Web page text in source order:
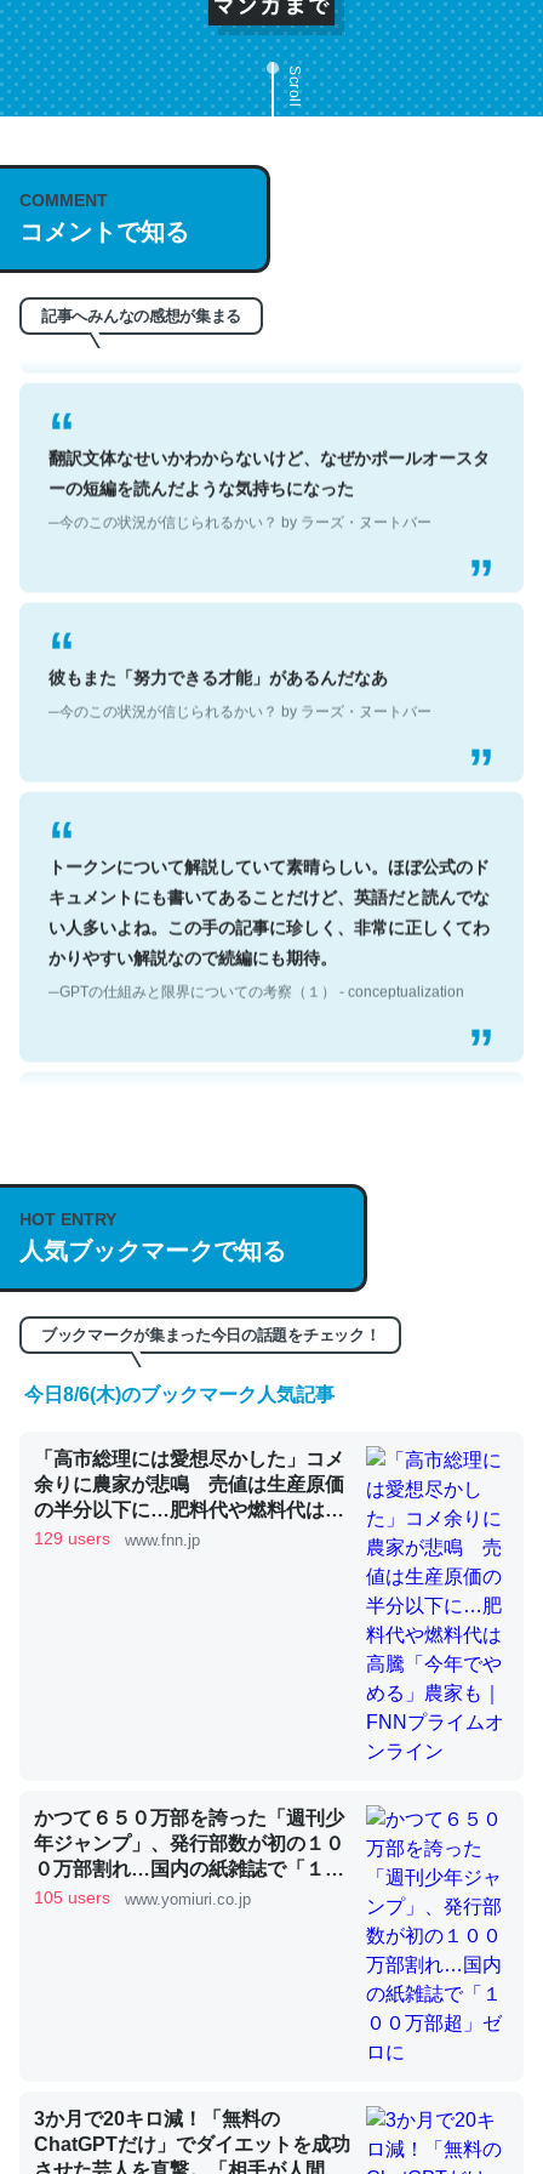
Scroll
COMMENT
コメントで知る
記事へみんなの感想が集まる
これは名文。彼はとてもクレバーなんだろうなと凄く思
う。英語少しでも読める人は原文もお勧め。自分はこの流
れ好き。Let’s Fucking Go. Then Covid hit. Shit.
翻訳文体なせいかわからないけど、なぜかポールオースタ
ーの短編を読んだような気持ちになった
彼もまた「努力できる才能」があるんだなあ
トークンについて解説していて素晴らしい。ほぼ公式のド
キュメントにも書いてあることだけど、英語だと読んでな
い人多いよね。この手の記事に珍しく、非常に正しくてわ
かりやすい解説なので続編にも期待。
https://isobe324649.hatenablog.com/entry/2023/03/27
/064121
─GPTの仕組みと限界についての考察（１） - conceptualization
くらい。小説でいう「ずっと前の伏線」は回収されないけ
ど、短期記憶というには多い分量。進化すればするほど分
かりやすく強くなりそう
─GPTの仕組みと限界についての考察（１） - conceptualization
昆虫ってカルシウム少ないのか。知らんかった。調べたら
コオロギのカルシウム分はエビの600分の1程度。
─ニュース :: 【研究発表】昆虫学の大問題＝「昆虫はなぜ海にいな
論文では「淡水はカルシウムも酸素も不足してて両方に不
利だから両方が拮抗してるのでは」とあって面白い。海に
いる鋏角類（カブトガニ・ウミグモ）はカルシウムを使わ
ずキチンを強化してる筈だが、酵素が違うのか？
─ニュース :: 【研究発表】昆虫学の大問題＝「昆虫はなぜ海にいな
HOT ENTRY
人気ブックマークで知る
ブックマークが集まった今日の話題をチェック！
今日8/6(木)のブックマーク人気記事
「高市総理には愛想尽かした」コメ
余りに農家が悲鳴 売値は生産原価
の半分以下に…肥料代や燃料代は高
騰「今年でやめる」農家も｜FNNプ
129 users www.fnn.jp
かつて６５０万部を誇った「週刊少
年ジャンプ」、発行部数が初の１０
０万部割れ…国内の紙雑誌で「１０
０万部超」ゼロに
105 users www.yomiuri.co.jp
3か月で20キロ減！「無料の
ChatGPTだけ」でダイエットを成功